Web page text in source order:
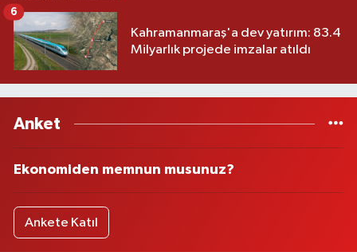
Kahramanmaraş'a dev yatırım: 83.4
Milyarlık projede imzalar atıldı
6
Anket
Ekonomiden memnun musunuz?
Ankete Katıl